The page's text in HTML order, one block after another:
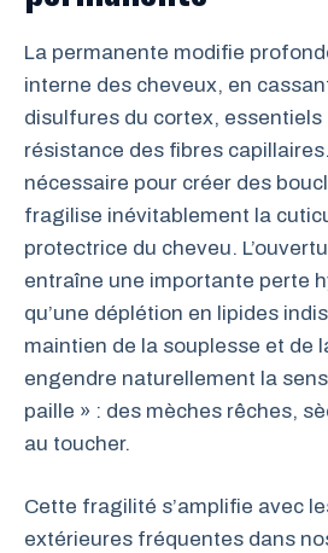
La permanente modifie
interne des cheveux, en
disulfures du cortex,
résistance des fibres
nécessaire pour créer des
fragilise inévitablement la
protectrice du cheveu.
entraîne une importante perte
qu’une déplétion en lipides
maintien de la souplesse et de
engendre naturellement la
paille » : des mèches rêches,
au toucher.
Cette fragilité s’amplifie avec
extérieures fréquentes dans